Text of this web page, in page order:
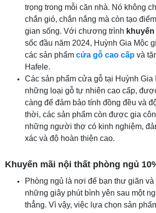
trọng trong mỗi căn nhà. Nó không
chắn gió, chắn nắng mà còn tạo
gian sống. Với chương trình
sốc đầu năm 2024, Huỳnh Gia Mộc
các sản phẩm cửa gỗ cao cấp và
Hafele.
Các sản phẩm cửa gỗ tại Huỳnh
những loại gỗ tự nhiên cao cấp,
càng để đảm bảo tính đồng đều và
thời, các sản phẩm còn được gia
những người thợ có kinh nghiệm,
xác và độ hoàn thiện cao.
Khuyến mãi nội thất phòng ngủ
Phòng ngủ là nơi để bạn thư giãn
những giây phút bình yên sau một
thẳng. Vì vậy, việc lựa chọn sản